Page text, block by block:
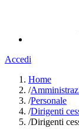
Accedi
Home
/
/Personale
/Dirigenti
/Dirigenti